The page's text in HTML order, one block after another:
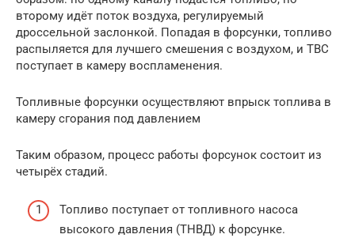
второму идёт поток воздуха, регулируемый
дроссельной заслонкой. Попадая в форсунки, топливо
распыляется для лучшего смешения с воздухом, и ТВС
поступает в камеру воспламенения.
Топливные форсунки осуществляют впрыск топлива в
камеру сгорания под давлением
Таким образом, процесс работы форсунок состоит из
четырёх стадий.
Топливо поступает от топливного насоса
высокого давления (ТНВД) к форсунке.